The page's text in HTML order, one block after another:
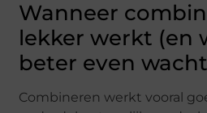
Wanneer
lekker werkt (en
beter even
Combineren werkt vooral